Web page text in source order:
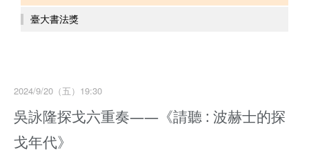
臺大書法獎
2024/9/20（五）19:30
吳詠隆探戈六重奏——《請聽 : 波赫士的探
戈年代》